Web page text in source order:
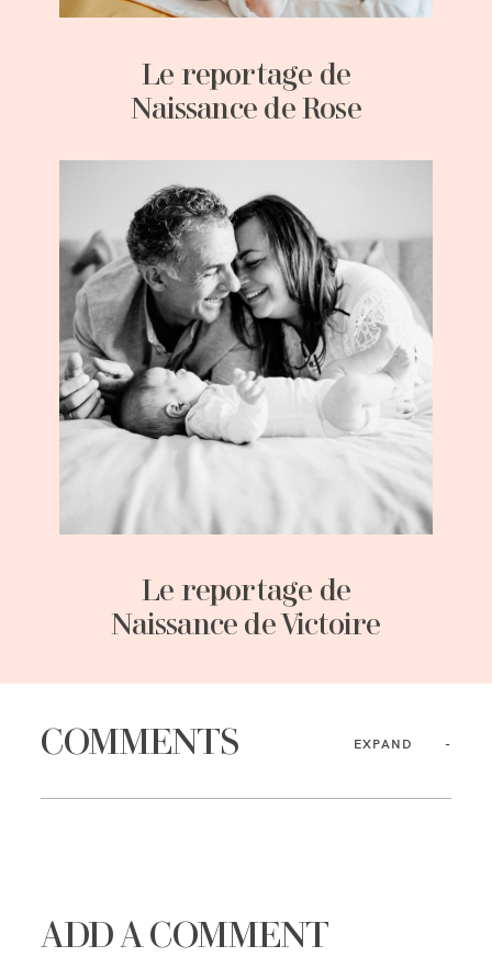
Le reportage de
Naissance de Rose
Le reportage de
Naissance de Victoire
COMMENTS EXPAND
ADD A COMMENT